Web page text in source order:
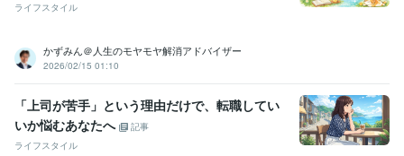
ライフスタイル
かずみん＠人生のモヤモヤ解消アドバイザー
2026/02/15 01:10
「上司が苦手」という理由だけで、転職してい
いか悩むあなたへ
記事
ライフスタイル